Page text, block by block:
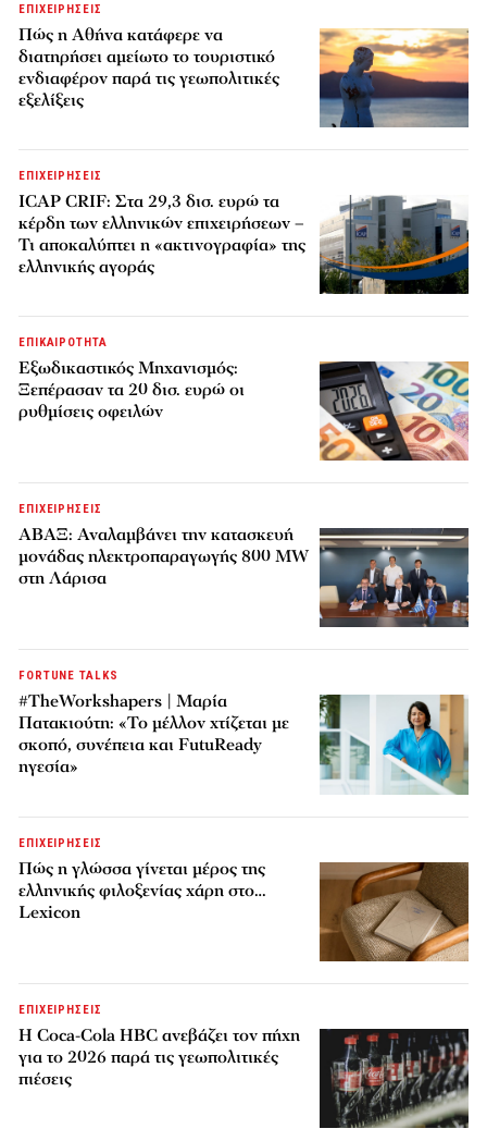
ΕΠΙΧΕΙΡΗΣΕΙΣ
Πώς η Αθήνα κατάφερε να
διατηρήσει αμείωτο το τουριστικό
ενδιαφέρον παρά τις γεωπολιτικές
εξελίξεις
ΕΠΙΧΕΙΡΗΣΕΙΣ
ICAP CRIF: Στα 29,3 δισ. ευρώ τα
κέρδη των ελληνικών επιχειρήσεων –
Τι αποκαλύπτει η «ακτινογραφία» της
ελληνικής αγοράς
ΕΠΙΚΑΙΡΟΤΗΤΑ
Εξωδικαστικός Μηχανισμός:
Ξεπέρασαν τα 20 δισ. ευρώ οι
ρυθμίσεις οφειλών
ΕΠΙΧΕΙΡΗΣΕΙΣ
ΑΒΑΞ: Αναλαμβάνει την κατασκευή
μονάδας ηλεκτροπαραγωγής 800 MW
στη Λάρισα
FORTUNE TALKS
#TheWorkshapers | Μαρία
Πατακιούτη: «Το μέλλον χτίζεται με
σκοπό, συνέπεια και FutuReady
ηγεσία»
ΕΠΙΧΕΙΡΗΣΕΙΣ
Πώς η γλώσσα γίνεται μέρος της
ελληνικής φιλοξενίας χάρη στο…
Lexicon
ΕΠΙΧΕΙΡΗΣΕΙΣ
Η Coca-Cola HBC ανεβάζει τον πήχη
για το 2026 παρά τις γεωπολιτικές
πιέσεις